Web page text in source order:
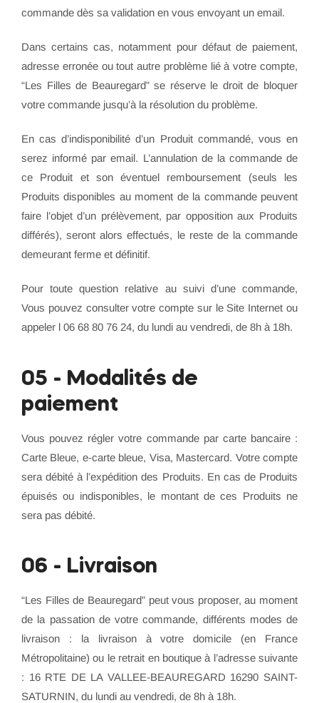
commande dès sa validation en vous envoyant un email.
Dans certains cas, notamment pour défaut de paiement,
adresse erronée ou tout autre problème lié à votre compte,
“Les Filles de Beauregard” se réserve le droit de bloquer
votre commande jusqu’à la résolution du problème.
En cas d’indisponibilité d’un Produit commandé, vous en
serez informé par email. L’annulation de la commande de
ce Produit et son éventuel remboursement (seuls les
Produits disponibles au moment de la commande peuvent
faire l’objet d’un prélèvement, par opposition aux Produits
différés), seront alors effectués, le reste de la commande
demeurant ferme et définitif.
Pour toute question relative au suivi d’une commande,
Vous pouvez consulter votre compte sur le Site Internet ou
appeler l 06 68 80 76 24, du lundi au vendredi, de 8h à 18h.
05 - Modalités de
paiement
Vous pouvez régler votre commande par carte bancaire :
Carte Bleue, e-carte bleue, Visa, Mastercard. Votre compte
sera débité à l’expédition des Produits. En cas de Produits
épuisés ou indisponibles, le montant de ces Produits ne
sera pas débité.
06 - Livraison
“Les Filles de Beauregard” peut vous proposer, au moment
de la passation de votre commande, différents modes de
livraison : la livraison à votre domicile (en France
Métropolitaine) ou le retrait en boutique à l’adresse suivante
: 16 RTE DE LA VALLEE-BEAUREGARD 16290 SAINT-
SATURNIN, du lundi au vendredi, de 8h à 18h.